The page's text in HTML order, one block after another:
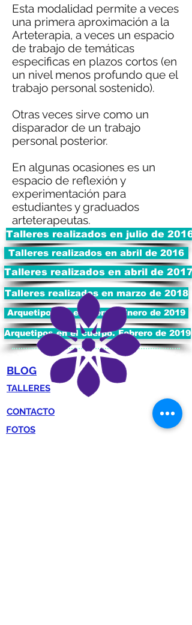
Esta modalidad permite a veces
una primera aproximación a la
Arteterapia, a veces un espacio
de trabajo de temáticas
especificas en plazos cortos (en
un nivel menos profundo que el
trabajo personal sostenido).
Otras veces sirve como un
disparador de un trabajo
personal posterior.
En algunas ocasiones es un
espacio de reflexión y
experimentación para
estudiantes y graduados
arteterapeutas.
Talleres realizados en julio de 2016
Talleres realizados en abril de 2016
Talleres realizados en abril de 2017
Talleres realizados en marzo de 2018
Arquetipos en el cuerpo. Enero de 2019
Arquetipos en el cuerpo. Febrero de 2019
BLOG
TALLERES
CONTACTO
FOTOS